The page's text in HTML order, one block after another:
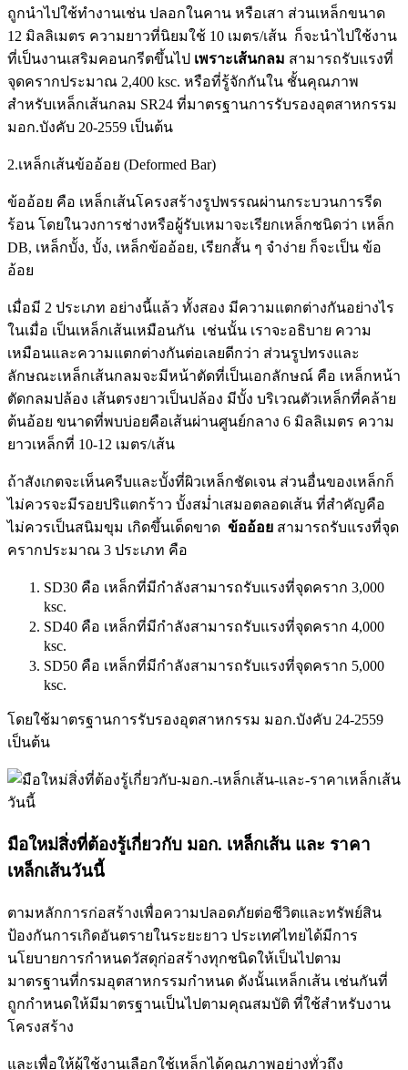
ถูกนำไปใช้ทำงานเช่น ปลอกในคาน หรือเสา ส่วนเหล็กขนาด
12 มิลลิเมตร ความยาวที่นิยมใช้ 10 เมตร/เส้น ก็จะนำไปใช้งาน
ที่เป็นงานเสริมคอนกรีตขึ้นไป เพราะเส้นกลม สามารถรับแรงที่
จุดครากประมาณ 2,400 ksc. หรือที่รู้จักกันใน ชั้นคุณภาพ
สำหรับเหล็กเส้นกลม SR24 ที่มาตรฐานการรับรองอุตสาหกรรม
มอก.บังคับ 20-2559 เป็นต้น
2.เหล็กเส้นข้ออ้อย (Deformed Bar)
ข้ออ้อย คือ เหล็กเส้นโครงสร้างรูปพรรณผ่านกระบวนการรีด
ร้อน โดยในวงการช่างหรือผู้รับเหมาจะเรียกเหล็กชนิดว่า เหล็ก
DB, เหล็กบั้ง, บั้ง, เหล็กข้ออ้อย, เรียกสั้น ๆ จำง่าย ก็จะเป็น ข้อ
อ้อย
เมื่อมี 2 ประเภท อย่างนี้แล้ว ทั้งสอง มีความแตกต่างกันอย่างไร
ในเมื่อ เป็นเหล็กเส้นเหมือนกัน เช่นนั้น เราจะอธิบาย ความ
เหมือนและความแตกต่างกันต่อเลยดีกว่า ส่วนรูปทรงและ
ลักษณะเหล็กเส้นกลมจะมีหน้าตัดที่เป็นเอกลักษณ์ คือ เหล็กหน้า
ตัดกลมปล้อง เส้นตรงยาวเป็นปล้อง มีบั้ง บริเวณตัวเหล็กที่คล้าย
ต้นอ้อย ขนาดที่พบบ่อยคือเส้นผ่านศูนย์กลาง 6 มิลลิเมตร ความ
ยาวเหล็กที่ 10-12 เมตร/เส้น
ถ้าสังเกตจะเห็นครีบและบั้งที่ผิวเหล็กชัดเจน ส่วนอื่นของเหล็กก็
ไม่ควรจะมีรอยปริแตกร้าว บั้งสม่ำเสมอตลอดเส้น ที่สำคัญคือ
ไม่ควรเป็นสนิมขุม เกิดขึ้นเด็ดขาด ข้ออ้อย สามารถรับแรงที่จุด
ครากประมาณ 3 ประเภท คือ
SD30 คือ เหล็กที่มีกำลังสามารถรับแรงที่จุดคราก 3,000
ksc.
SD40 คือ เหล็กที่มีกำลังสามารถรับแรงที่จุดคราก 4,000
ksc.
SD50 คือ เหล็กที่มีกำลังสามารถรับแรงที่จุดคราก 5,000
ksc.
โดยใช้มาตรฐานการรับรองอุตสาหกรรม มอก.บังคับ 24-2559
เป็นต้น
มือใหม่สิ่งที่ต้องรู้เกี่ยวกับ มอก. เหล็กเส้น และ ราคา
เหล็กเส้นวันนี้
ตามหลักการก่อสร้างเพื่อความปลอดภัยต่อชีวิตและทรัพย์สิน
ป้องกันการเกิดอันตรายในระยะยาว ประเทศไทยได้มีการ
นโยบายการกำหนดวัสดุก่อสร้างทุกชนิดให้เป็นไปตาม
มาตรฐานที่กรมอุตสาหกรรมกำหนด ดังนั้นเหล็กเส้น เช่นกันที่
ถูกกำหนดให้มีมาตรฐานเป็นไปตามคุณสมบัติ ที่ใช้สำหรับงาน
โครงสร้าง
และเพื่อให้ผู้ใช้งานเลือกใช้เหล็กได้คุณภาพอย่างทั่วถึง